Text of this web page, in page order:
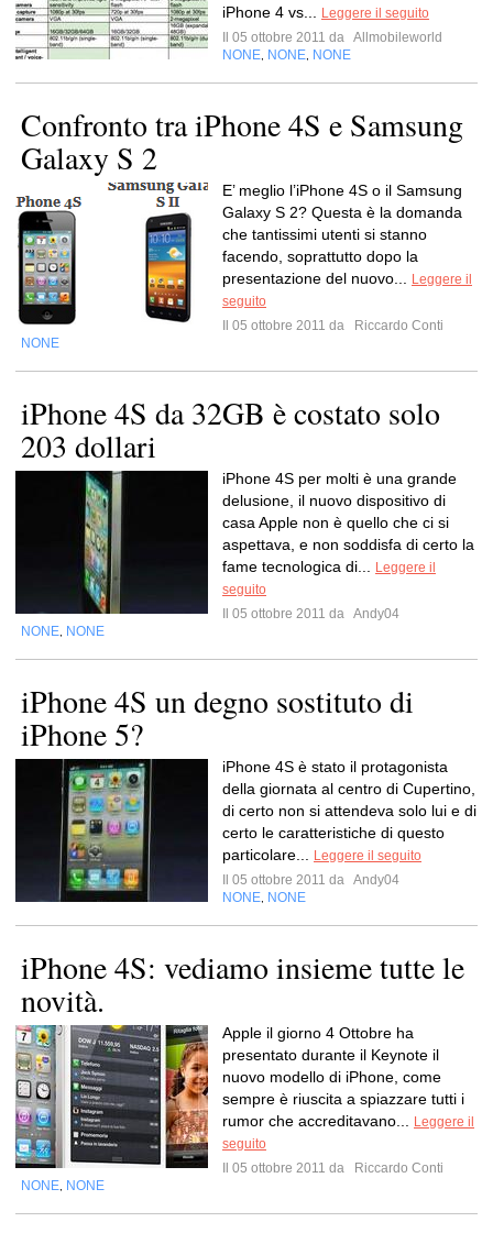
iPhone 4 vs...
Leggere il seguito
Il 05 ottobre 2011 da Allmobileworld
NONE NONE NONE
Confronto tra iPhone 4S e Samsung
Galaxy S 2
E’ meglio l’iPhone 4S o il Samsung
Galaxy S 2? Questa è la domanda
che tantissimi utenti si stanno
facendo, soprattutto dopo la
presentazione del nuovo...
Leggere il
seguito
Il 05 ottobre 2011 da
Riccardo Conti
NONE
iPhone 4S da 32GB è costato solo
203 dollari
iPhone 4S per molti è una grande
delusione, il nuovo dispositivo di
casa Apple non è quello che ci si
aspettava, e non soddisfa di certo la
fame tecnologica di...
Leggere il
seguito
Il 05 ottobre 2011 da Andy04
NONE NONE
iPhone 4S un degno sostituto di
iPhone 5?
iPhone 4S è stato il protagonista
della giornata al centro di Cupertino,
di certo non si attendeva solo lui e di
certo le caratteristiche di questo
particolare...
Leggere il seguito
Il 05 ottobre 2011 da Andy04
NONE NONE
iPhone 4S: vediamo insieme tutte le
novità.
Apple il giorno 4 Ottobre ha
presentato durante il Keynote il
nuovo modello di iPhone, come
sempre è riuscita a spiazzare tutti i
rumor che accreditavano...
Leggere il
seguito
Il 05 ottobre 2011 da
Riccardo Conti
NONE NONE